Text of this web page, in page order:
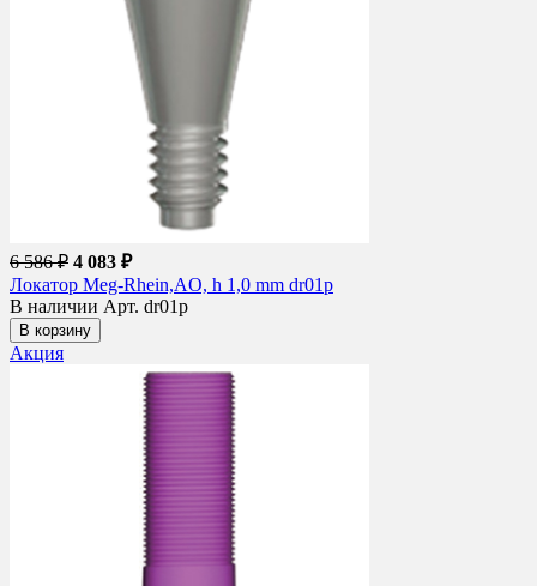
6 586 ₽ 4 083 ₽
Локатор Meg-Rhein,AO, h 1,0 mm dr01p
В наличии Арт. dr01p
В корзину
Акция